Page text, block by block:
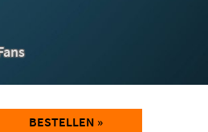
BESTELLEN »